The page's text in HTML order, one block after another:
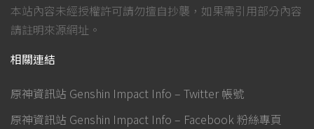
本站內容未經授權許可請勿擅自抄襲，如果需引用部分內容
請註明來源網址。
相關連結
原神資訊站 Genshin Impact Info – Twitter 帳號
原神資訊站 Genshin Impact Info – Facebook 粉絲專頁